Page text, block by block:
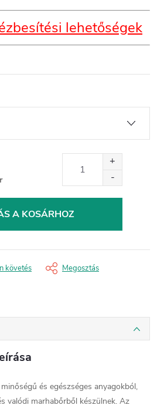
lehetőségek
A KOSÁRHOZ
követés Megosztás
és egészséges anyagokból,
valódi marhabőrből készülnek. Az